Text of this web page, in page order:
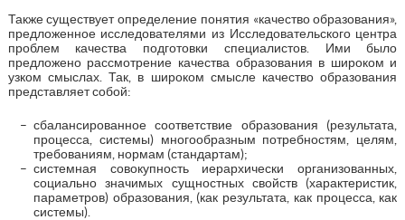
Также существует определение понятия «качество образования»,
предложенное исследователями из Исследовательского центра
проблем качества подготовки специалистов. Ими было
предложено рассмотрение качества образования в широком и
узком смыслах. Так, в широком смысле качество образования
представляет собой:
сбалансированное соответствие образования (результата,
процесса, системы) многообразным потребностям, целям,
требованиям, нормам (стандартам);
системная совокупность иерархически организованных,
социально значимых сущностных свойств (характеристик,
параметров) образования, (как результата, как процесса, как
системы).